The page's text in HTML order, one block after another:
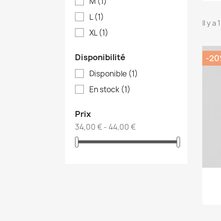
L(1)
XL(1)
Disponibilité
Disponible (1)
En stock (1)
Prix
34,00 € - 44,00 €
Il y a
-